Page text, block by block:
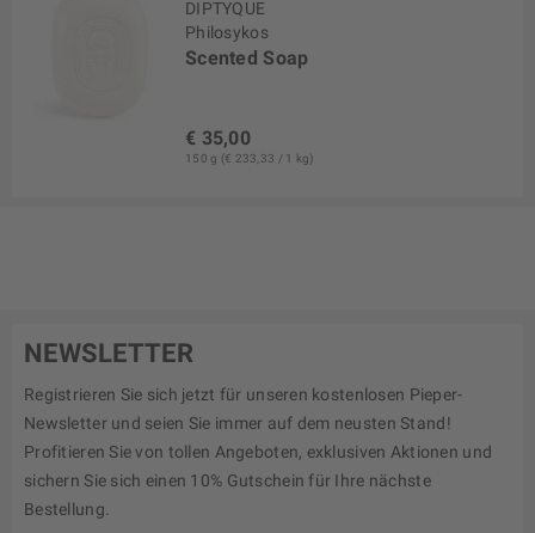
DIPTYQUE
Philosykos
Scented Soap
€ 35,00
150 g (€ 233,33 / 1 kg)
NEWSLETTER
Registrieren Sie sich jetzt für unseren kostenlosen Pieper-
Newsletter und seien Sie immer auf dem neusten Stand!
Profitieren Sie von tollen Angeboten, exklusiven Aktionen und
sichern Sie sich einen 10% Gutschein für Ihre nächste
Bestellung.